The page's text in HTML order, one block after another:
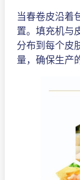
当春卷皮沿着
置。填充机与
分布到每个皮
量，确保生产